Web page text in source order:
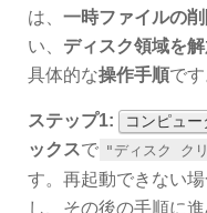
は、 一時ファイルの
い、 ディスク領域を
具体的な操作手順です
ステップ1: コンピュー
ックスで "ディスク ク
す。再起動できない場
し、その後の手順に進